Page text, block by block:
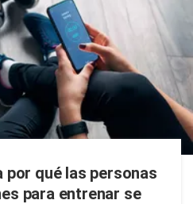
por qué las personas
para entrenar se